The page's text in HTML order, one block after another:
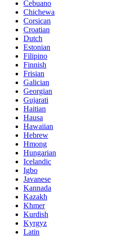
Cebuano
Chichewa
Corsican
Croatian
Dutch
Estonian
Filipino
Finnish
Frisian
Galician
Georgian
Gujarati
Haitian
Hausa
Hawaiian
Hebrew
Hmong
Hungarian
Icelandic
Igbo
Javanese
Kannada
Kazakh
Khmer
Kurdish
Kyrgyz
Latin